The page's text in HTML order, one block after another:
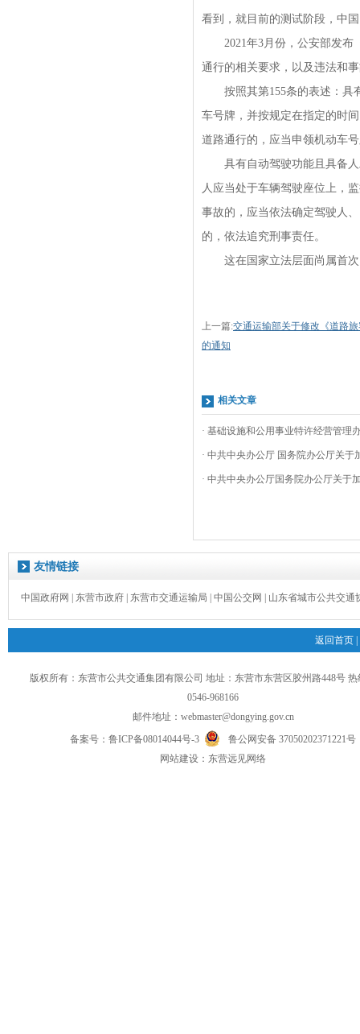
看到，就目前的测试阶段，中
2021年3月份，公安部发布
通行的相关要求，以及违法和
按照其第155条的表述：具有
车号牌，并按规定在指定的时
道路通行的，应当申领机动车
具有自动驾驶功能且具备人
人应当处于车辆驾驶座位上，
事故的，应当依法确定驾驶人
的，依法追究刑事责任。
这在国家立法层面尚属首次
上一篇:交通运输部关于修改《道路
的通知
相关文章
· 基础设施和公用事业特许经营管理
· 中共中央办公厅 国务院办公厅关于
· 中共中央办公厅国务院办公厅关于
友情链接
中国政府网 东营市政府 东营市交通运输局 中国公交网 山东省城市公共交通
返回首页
版权所有：东营市公共交通集团有限公司 地址：东营市东营区胶州路448号
0546-968166
邮件地址： webmaster@dongying.gov.cn
备案号： 鲁ICP备08014044号-3
鲁公网安备 37050202371221号
网站建设： 东营远见网络